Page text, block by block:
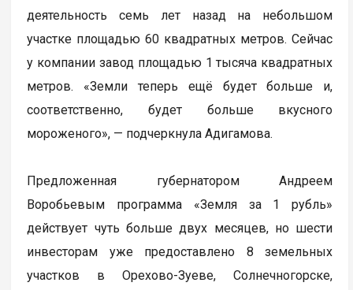
деятельность семь лет назад на небольшом
участке площадью 60 квадратных метров. Сейчас
у компании завод площадью 1 тысяча квадратных
метров. «Земли теперь ещё будет больше и,
соответственно, будет больше вкусного
мороженого», — подчеркнула Адигамова.
Предложенная губернатором Андреем
Воробьевым программа «Земля за 1 рубль»
действует чуть больше двух месяцев, но шести
инвесторам уже предоставлено 8 земельных
участков в Орехово-Зуеве, Солнечногорске,